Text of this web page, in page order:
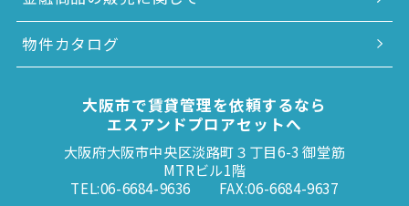
物件カタログ
大阪市で賃貸管理を依頼するなら
エスアンドプロアセットへ
大阪府大阪市中央区淡路町３丁目6-3 御堂筋
MTRビル1階
TEL:06-6684-9636
FAX:06-6684-9637